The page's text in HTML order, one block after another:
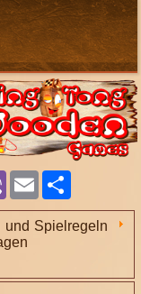
Viber Email
und Spielregeln